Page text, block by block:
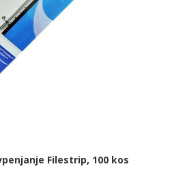
Filestrip, 100 kos